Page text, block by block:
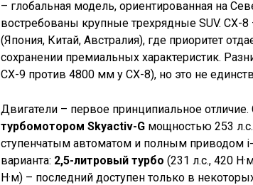
– глобальная модель, ориентированная на
востребованы крупные трехрядные SUV. CX-
(Япония, Китай, Австралия), где приоритет
сохранении премиальных характеристик.
CX-9 против 4800 мм у CX-8), но это не
Двигатели – первое принципиальное отличие.
турбомотором Skyactiv-G мощностью 253
ступенчатым автоматом и полным приводом i-
варианта: 2,5-литровый турбо (231 л.с., 420
Н·м) – последний доступен только в